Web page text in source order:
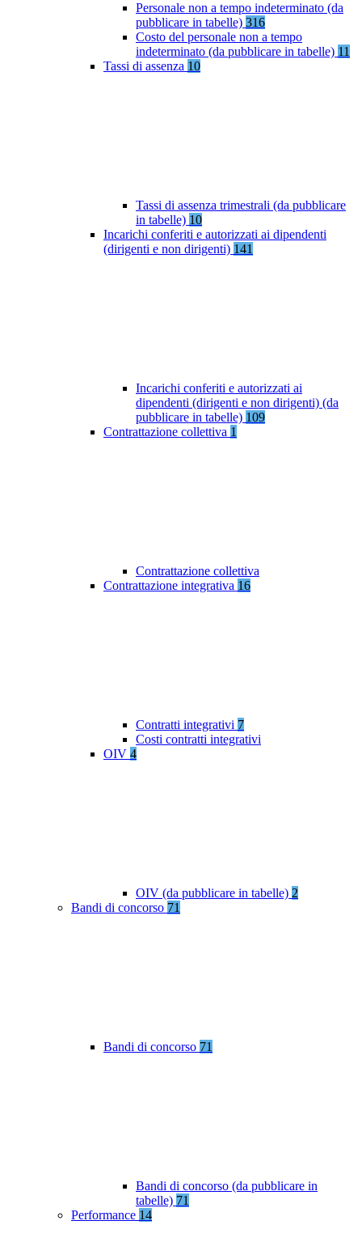
Personale non a tempo indeterminato (da
pubblicare in tabelle) 316
Costo del personale non a tempo
indeterminato (da pubblicare in tabelle) 11
Tassi di assenza 10
Tassi di assenza trimestrali (da pubblicare
in tabelle) 10
Incarichi conferiti e autorizzati ai dipendenti
(dirigenti e non dirigenti) 141
Incarichi conferiti e autorizzati ai
dipendenti (dirigenti e non dirigenti) (da
pubblicare in tabelle) 109
Contrattazione collettiva 1
Contrattazione collettiva
Contrattazione integrativa 16
Contratti integrativi 7
Costi contratti integrativi
OIV 4
OIV (da pubblicare in tabelle) 2
Bandi di concorso 71
Bandi di concorso 71
Bandi di concorso (da pubblicare in
tabelle) 71
Performance 14